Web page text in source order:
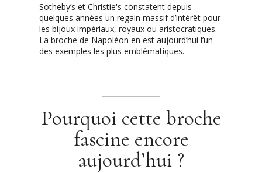
Sotheby’s et Christie's constatent depuis
quelques années un regain massif d’intérêt pour
les bijoux impériaux, royaux ou aristocratiques.
La broche de Napoléon en est aujourd’hui l’un
des exemples les plus emblématiques.
Pourquoi cette broche
fascine encore
aujourd’hui ?